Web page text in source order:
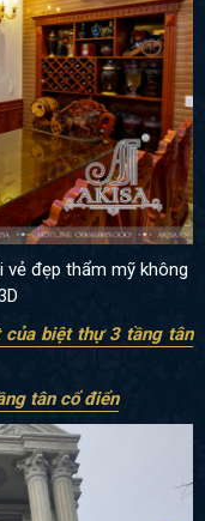
vẻ đẹp thẩm mỹ không
của biệt thự 3 tầng tân
tân cổ điển